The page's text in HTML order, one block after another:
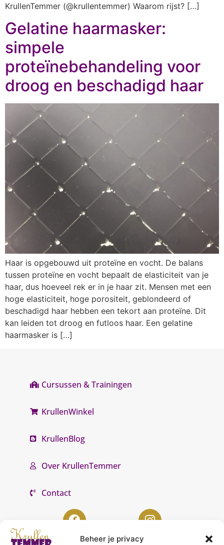
Beheer je privacy
KrullenTemmer (@krullentemmer) Waarom rijst? […]
Gelatine haarmasker:
simpele
proteïnebehandeling voor
droog en beschadigd haar
Haar is opgebouwd uit proteïne en vocht. De balans
tussen proteïne en vocht bepaalt de elasticiteit van je
haar, dus hoeveel rek er in je haar zit. Mensen met een
hoge elasticiteit, hoge porositeit, geblondeerd of
beschadigd haar hebben een tekort aan proteïne. Dit
kan leiden tot droog en futloos haar. Een gelatine
haarmasker is […]
Cursussen & Trainingen
KrullenWinkel
KrullenBlog
Over KrullenTemmer
Contact